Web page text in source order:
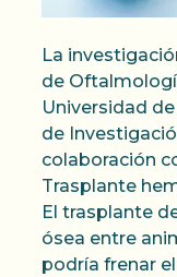
La
de
Universidad
de
colaboración
Trasplante
El trasplante
ósea entre
podría frenar